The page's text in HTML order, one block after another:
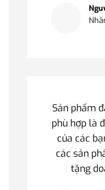
Sản phẩm
phù hợp là
của các
các sản
tặng